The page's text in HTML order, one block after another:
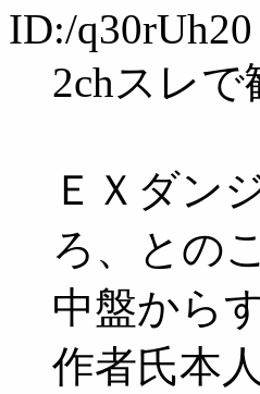
ID:/q30rUh20
2chスレ
ＥＸダン
ろ、との
中盤から
作者氏本